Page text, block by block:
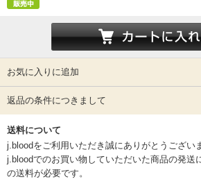
お気に入りに追加
返品の条件につきまして
送料について
j.bloodをご利用いただき誠にありがとうござい
j.bloodでのお買い物していただいた商品の発送
の送料が必要です。